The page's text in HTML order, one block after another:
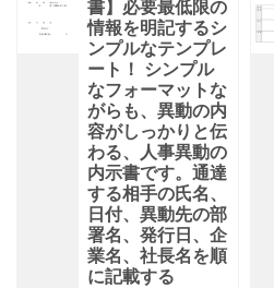
書】必要最低限の
情報を明記するシ
ンプルなテンプレ
ート！ シンプル
なフォーマットな
がらも、異動の内
容がしっかりと伝
わる、人事異動の
内示書です。通達
する相手の氏名、
日付、異動先の部
署名、発行日、企
業名、社長名を順
に記載する